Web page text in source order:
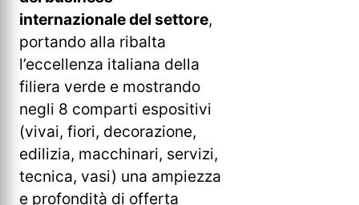
internazionale del settore,
portando alla ribalta
l’eccellenza italiana della
filiera verde e mostrando
negli 8 comparti espositivi
(vivai, fiori, decorazione,
edilizia, macchinari, servizi,
tecnica, vasi) una ampiezza
e profondità di offerta